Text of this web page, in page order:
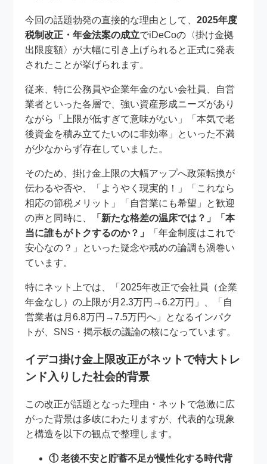
今回の話題勃発の直接的な理由として、2025年度
税制改正・年金法案の成立でiDeCoの〈掛け金拠
出限度額〉が大幅に引き上げられると正式に発表
されたことが挙げられます。
従来、特に公務員や企業年金のない会社員、自営
業者といった各層で、強い資産形成ニーズがあり
ながら「上限が低すぎて意味がない」「本気で老
後資金を積み立てたいのに非効率」といった不満
が少なからず存在していました。
そのため、掛け金上限の大幅アップへ政策転換が
伝わるや否や、「ようやく現実的！」「これなら
相応の節税メリット」「自営業にも希望」と歓迎
の声と同時に、
「新たな格差の温床では？」「本
当に誰もがトクするのか？」
「年金制度はこれで
安心なの？」といった疑念や戒めの論調も渦巻い
ています。
特にネット上では、「2025年改正で会社員（企業
年金なし）の上限が月2.3万円→6.2万円」、「自
営業者は月6.8万円→7.5万円へ」となるインパク
トが、SNS・掲示板の議論の核になっています。
イデコ掛け金上限改正がネットで特大トレ
ンド入りした社会的背景
この改正が話題となった理由・ネットで急激に広
がった背景は多岐にわたりますが、代表的な現象
と構造を以下の観点で整理します。
① 老後不安と貯蓄不足が慢性化する時代背